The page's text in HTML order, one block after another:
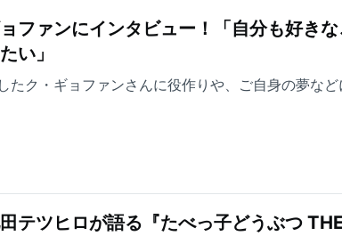
ファンにインタビュー！「自分も好きな
い」
たク・ギョファンさんに役作りや、ご自身の夢など
テツヒロが語る『たべっ子どうぶつ